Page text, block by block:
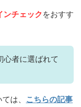
ンチェック をおすす
心者に選ばれて
は、 こちらの記事